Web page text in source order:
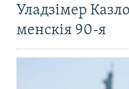
Уладзімер
менскія 90-я